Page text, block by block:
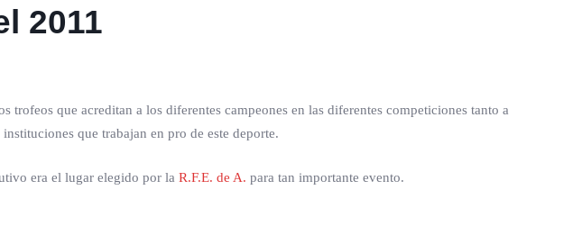
2011
trofeos que acreditan a los diferentes campeones en las diferentes competiciones tanto a
que trabajan en pro de este deporte.
era el lugar elegido por la R.F.E. de A. para tan importante evento.